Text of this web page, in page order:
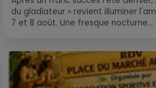
du gladiateur » revient illuminer
7 et 8 août. Une fresque nocturne...